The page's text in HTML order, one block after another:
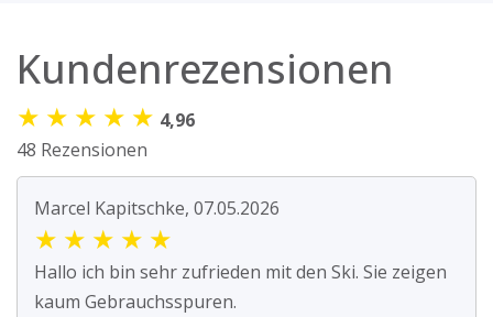
Kundenrezensionen
★ ★ ★ ★ ★ 4,96
48 Rezensionen
Marcel Kapitschke, 07.05.2026
★ ★ ★ ★ ★
Hallo ich bin sehr zufrieden mit den Ski. Sie zeigen
kaum Gebrauchsspuren.